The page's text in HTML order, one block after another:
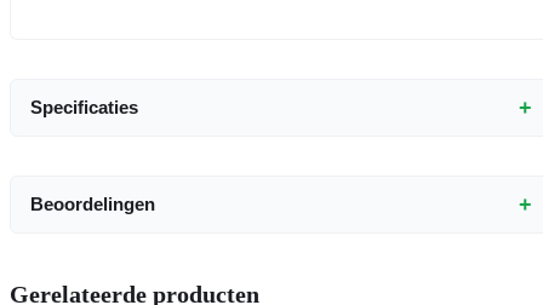
Specificaties +
Beoordelingen +
Gerelateerde producten